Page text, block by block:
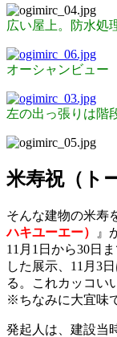
広い屋上。防水処
オーシャンビュー
左の出っ張りは階
米寿祝（ト
そんな建物の米寿
ハキユーエー）
』
11月1日から30日
した展示、11月3
る。これカッコい
※ちなみに大宜味
発起人は、建設当